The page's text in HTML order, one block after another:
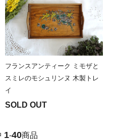
フランスアンティーク ミモザと
スミレのモシュリンヌ 木製トレ
イ
SOLD OUT
1-40商品